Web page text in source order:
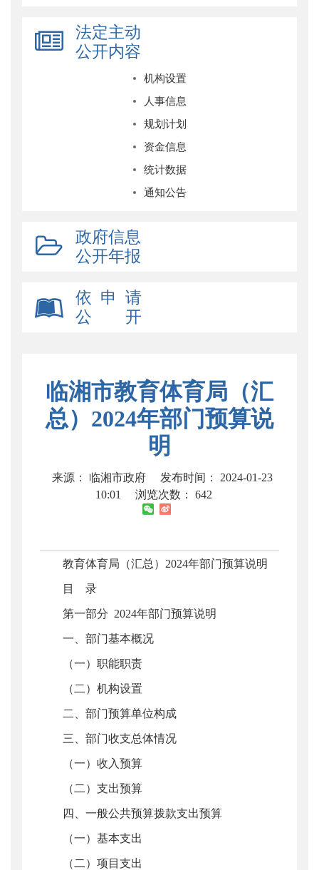
法定主动
公开内容
机构设置
人事信息
规划计划
资金信息
统计数据
通知公告
政府信息
公开年报
依 申 请
公 开
临湘市教育体育局（汇
总）2024年部门预算说
明
来源： 临湘市政府
发布时间： 2024-01-23
10:01
浏览次数： 642
教育体育局（汇总）2024年部门预算说明
目 录
第一部分 2024年部门预算说明
一、部门基本概况
（一）职能职责
（二）机构设置
二、部门预算单位构成
三、部门收支总体情况
（一）收入预算
（二）支出预算
四、一般公共预算拨款支出预算
（一）基本支出
（二）项目支出